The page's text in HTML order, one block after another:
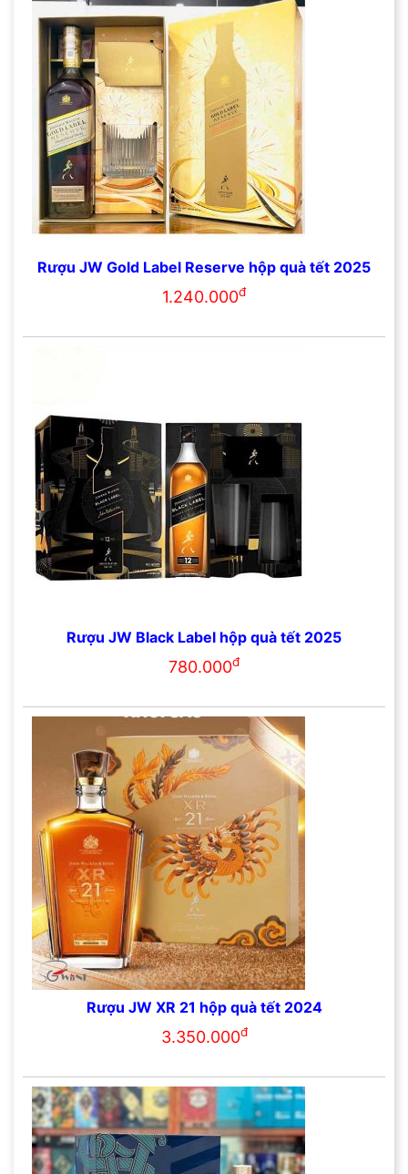
Rượu JW Gold Label Reserve hộp quà tết 2025
1.240.000đ
Rượu JW Black Label hộp quà tết 2025
780.000đ
Rượu JW XR 21 hộp quà tết 2024
3.350.000đ